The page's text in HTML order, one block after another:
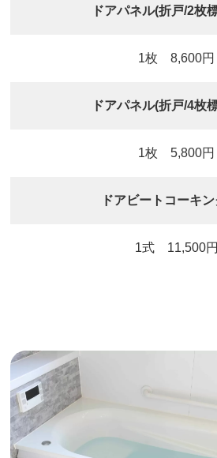
ドアパネル(折戸/2枚
1枚 8,600円
ドアパネル(折戸/4枚
1枚 5,800円
ドアビートコーキ
1式 11,500円